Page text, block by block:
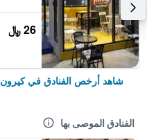
26 ﷼
شاهد أرخص الفنادق في كيرون
الفنادق الموصى بها